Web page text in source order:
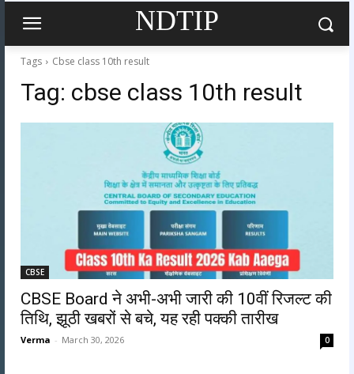
NDTIP
Tags Cbse class 10th result
Tag: cbse class 10th result
CBSE
CBSE Board ने अभी-अभी जारी की 10वीं रिजल्ट की
तिथि, झूठी खबरों से बचे, यह रही पक्की तारीख
Verma - March 30, 2026 0